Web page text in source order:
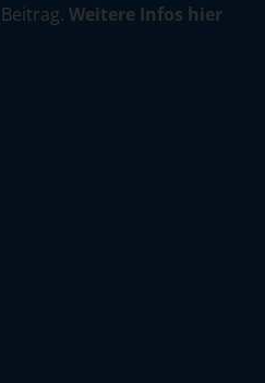
Beitrag. Weitere Infos hier